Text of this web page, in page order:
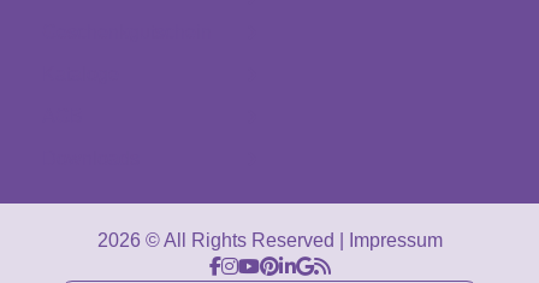
2026 © All Rights Reserved Impressum